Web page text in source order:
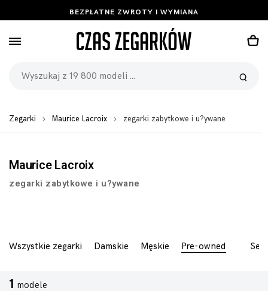
BEZPŁATNE ZWROTY I WYMIANA
Zegarki Maurice Lacroix zegarki zabytkowe i u?ywane
Maurice Lacroix
zegarki zabytkowe i u?ywane
Wszystkie zegarki Damskie Męskie Pre-owned
1 modele